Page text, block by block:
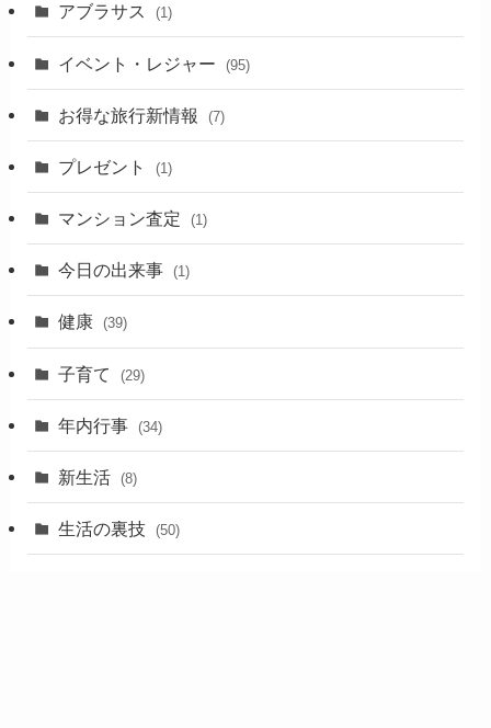
アブラサス (1)
イベント・レジャー (95)
お得な旅行新情報 (7)
プレゼント (1)
マンション査定 (1)
今日の出来事 (1)
健康 (39)
子育て (29)
年内行事 (34)
新生活 (8)
生活の裏技 (50)